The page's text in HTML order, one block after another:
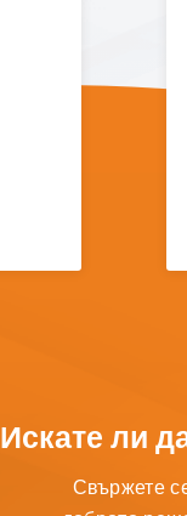
Искате ли
Свържете